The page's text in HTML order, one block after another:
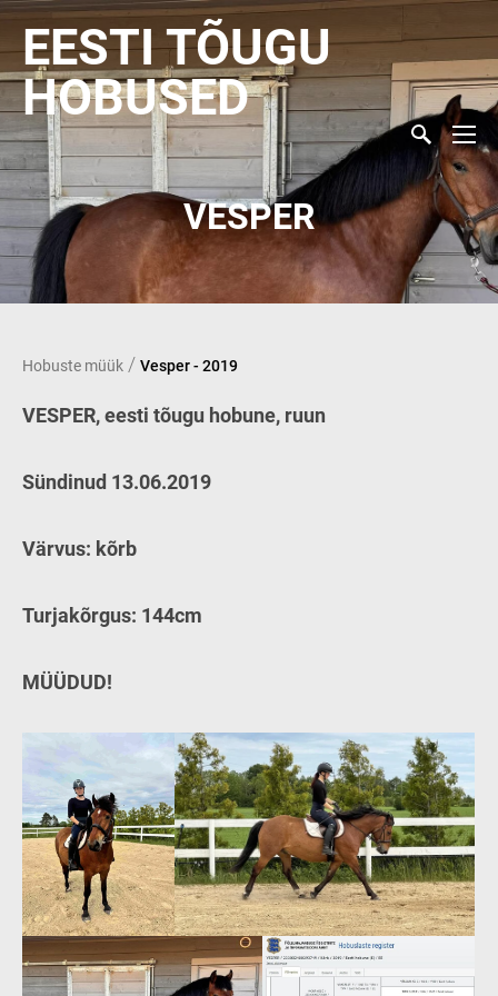
EESTI TÕUGU
HOBUSED
VESPER
Hobuste müük / Vesper - 2019
VESPER, eesti tõugu hobune, ruun
Sündinud 13.06.2019
Värvus: kõrb
Turjakõrgus: 144cm
MÜÜDUD!